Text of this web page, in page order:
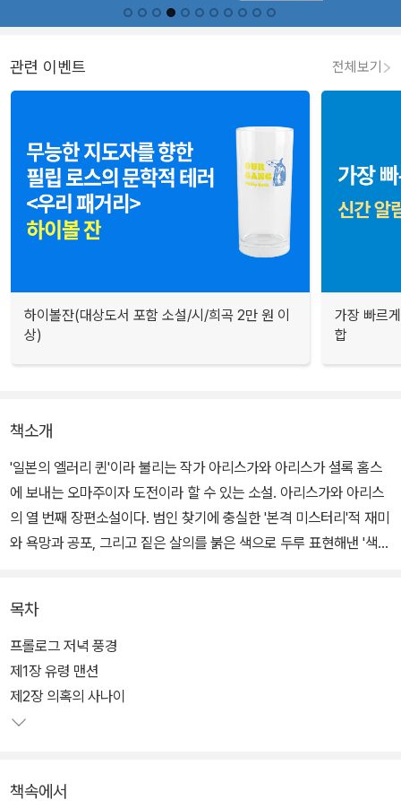
관련 이벤트 전체보기
하이볼잔(대상도서 포함 소설/시/희곡 2만 원 이
상)
가장 빠르
합
책소개
'일본의 엘러리 퀸'이라 불리는 작가 아리스가와 아리스가 셜록 홈스
에 보내는 오마주이자 도전이라 할 수 있는 소설. 아리스가와 아리스
의 열 번째 장편소설이다. 범인 찾기에 충실한 '본격 미스터리'적 재미
와 욕망과 공포, 그리고 짙은 살의를 붉은 색으로 두루 표현해낸 '색채
이야기는 법학과 조교수로 재직하고 있는 히무라의 연구실에 아케미
라는 제자가 찾아오면서 시작된다. 어렸을 때 교통사고로 부모를 잃
고 친척집에 맡겨진 아케미는 화재로 이모부가 사망하는 사건을 겪은
후부터 주홍색을 몹시 두려워한다. 그런 아케미는 히무라에게 2년
사건 의뢰를 받아들인 히무라가 입주자가 거의 없어 '유령 맨션'이라
목차
프롤로그 저녁 풍경
제1장 유령 맨션
제2장 의혹의 사나이
책속에서